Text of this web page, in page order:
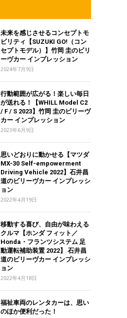
未来を感じさせるコンセプトモ
ビリティ【SUZUKI GO!（コン
セプトモデル）】竹岡 圭のビリ
ーヴカー インプレッション
2024年7月9日
行動範囲が広がる！楽しい毎日
が送れる！【WHILL Model C2
/ F / S 2023】竹岡 圭のビリーヴ
カー インプレッション
2023年6月9日
思いどおりに動かせる【マツダ
MX-30 Self-empowerment
Driving Vehicle 2022】石井昌
道のビリーヴカー インプレッシ
ョン
2022年4月19日
移動する喜び、自由が味わえる
クルマ【ホンダ フィット／
Honda・フランツシステム 足
動運転補助装置 2022】 石井昌
道のビリーヴカー インプレッシ
ョン
2022年4月18日
福祉車両のレンタカーは、思い
のほか便利だった！